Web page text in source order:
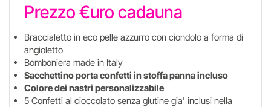
Prezzo €uro cadauna
Braccialetto in eco pelle azzurro con ciondolo a forma di
angioletto
Bomboniera made in Italy
Sacchettino porta confetti in stoffa panna incluso
Colore dei nastri personalizzabile
5 Confetti al cioccolato senza glutine gia' inclusi nella